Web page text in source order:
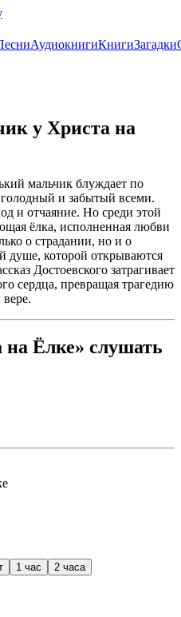
АудиокнигиКнигиЗагадки
у Христа на
мальчик блуждает по
и забытый всеми.
и отчаяние. Но среди этой
ёлка, исполненная любви
о страдании, но и о
душе, которой открываются
Достоевского затрагивает
сердца, превращая трагедию
Ёлке» слушать
1 час
2 часа